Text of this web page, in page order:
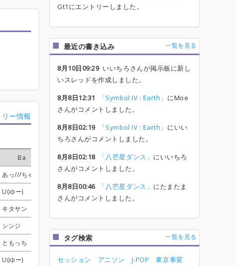
ー情報
Ba Dr Key
Other
あっ///ちゃん すけ
シンジィィイイ
U(ゆー) すけ
あきほ
キタサン
シンジ
時雨
ともっち すけ
時雨
U(ゆー) かずっしー
シンジィィイイ
Ba Dr Key
Other
あっ///ちゃん すけ
シンジィィイイ
U(ゆー) すけ
あきほ
キタサン
シンジ
時雨
ともっち すけ
時雨
U(ゆー) かずっしー
シンジィィイイ
Ba Dr Key
Other
あっ///ちゃん すけ
シンジィィイイ
U(ゆー) すけ
あきほ
キタサン
シンジ
時雨
ともっち すけ
時雨
U(ゆー) かずっしー
シンジィィイイ
Ba Dr Key
Other
あっ///ちゃん すけ
シンジィィイイ
U(ゆー) すけ
あきほ
キタサン
シンジ
時雨
ともっち すけ
時雨
U(ゆー) かずっしー
シンジィィイイ
Gt1にエントリーしました。
最近の書き込み 一覧を見る
8月10日09:29いいちろさんが掲示板に新し
いスレッドを作成しました。
8月8日12:31
「Symbol IV : Earth」 にMoe
さんがコメントしました。
8月8日02:19
「Symbol IV : Earth」 にいい
ちろさんがコメントしました。
8月8日02:18
「八芒星ダンス」 にいいちろ
さんがコメントしました。
8月8日00:46
「八芒星ダンス」 にたまたま
さんがコメントしました。
タグ検索 一覧を見る
セッション アニソン J-POP
東京事変